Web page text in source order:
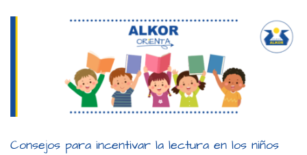
Consejos para incentivar la lectura en los niños